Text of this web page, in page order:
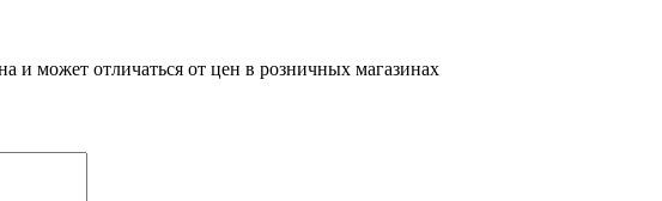
и может отличаться от цен в розничных магазинах